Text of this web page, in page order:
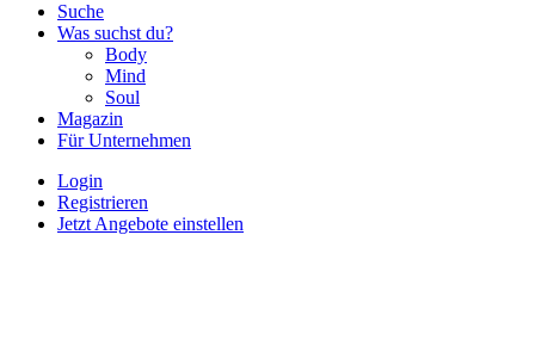
Suche
Was suchst du?
Body
Mind
Soul
Magazin
Für Unternehmen
Login
Registrieren
Jetzt Angebote einstellen